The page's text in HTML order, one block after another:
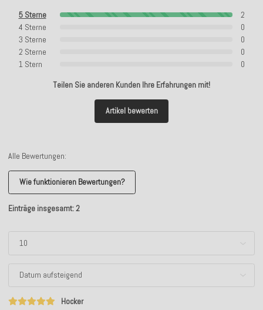
5 Sterne
2
4 Sterne
0
3 Sterne
0
2 Sterne
0
1 Stern
0
Teilen Sie anderen Kunden Ihre Erfahrungen mit!
Artikel bewerten
Alle Bewertungen:
Wie funktionieren Bewertungen?
Einträge insgesamt: 2
Hocker